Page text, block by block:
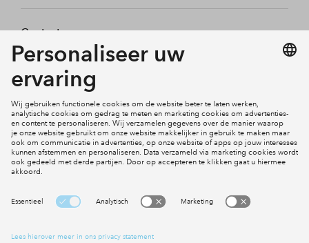
Contact
Mijn profiel
Social Media
Cookies